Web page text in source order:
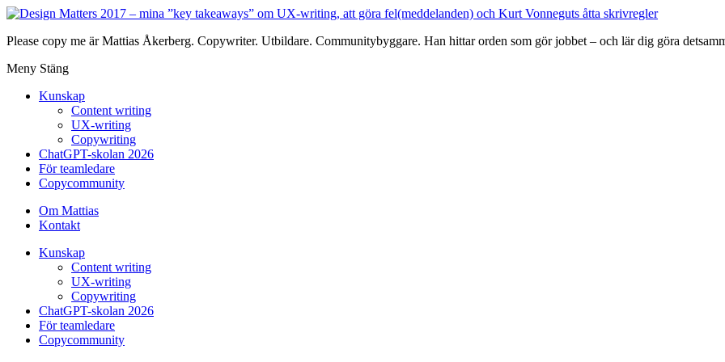
Please copy me är Mattias Åkerberg. Copywriter. Utbildare. Communitybyggare. Han hittar orden som gör jobbet – och lär dig göra
Meny Stäng
Kunskap
Content writing
UX-writing
Copywriting
ChatGPT-skolan 2026
För teamledare
Copycommunity
Om Mattias
Kontakt
Kunskap
Content writing
UX-writing
Copywriting
ChatGPT-skolan 2026
För teamledare
Copycommunity